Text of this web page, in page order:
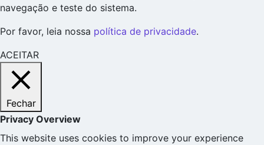
navegação e teste do sistema.
Por favor, leia nossa política de privacidade.
ACEITAR
Fechar
Privacy Overview
This website uses cookies to improve your experience